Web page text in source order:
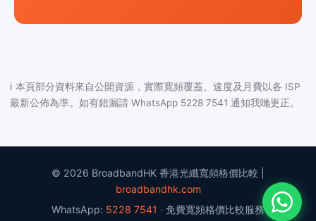
ℹ️ 本頁部分資料來自公開資源，實際寬頻覆蓋、速度及月費以各 ISP
最新公佈為準。如有錯漏請 WhatsApp 5228 7541 通知我哋更正。
© 2026 BroadbandHK 香港光纖寬頻格價比較 |
broadbandhk.com
WhatsApp: 5228 7541 · 免費寬頻格價比較服務